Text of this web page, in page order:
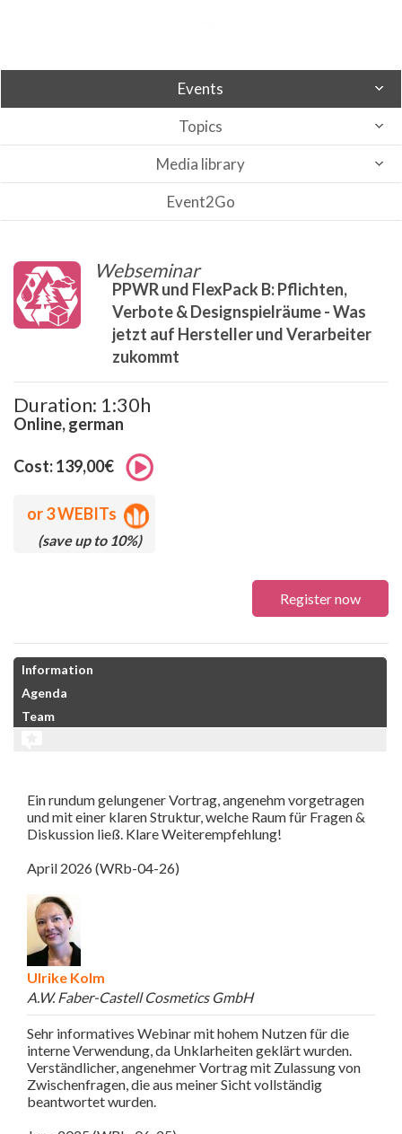
Events
Topics
Media library
Event2Go
Webseminar
PPWR und FlexPack B: Pflichten,
Verbote & Designspielräume - Was
jetzt auf Hersteller und Verarbeiter
zukommt
Duration: 1:30h
Online, german
Cost: 139,00€
or3 WEBITs
(save up to 10%)
Register now
Information
Agenda
Team
Ein rundum gelungener Vortrag, angenehm vorgetragen
und mit einer klaren Struktur, welche Raum für Fragen &
Diskussion ließ. Klare Weiterempfehlung!
April 2026 (WRb-04-26)
Ulrike Kolm
A.W. Faber-Castell Cosmetics GmbH
Sehr informatives Webinar mit hohem Nutzen für die
interne Verwendung, da Unklarheiten geklärt wurden.
Verständlicher, angenehmer Vortrag mit Zulassung von
Zwischenfragen, die aus meiner Sicht vollständig
beantwortet wurden.